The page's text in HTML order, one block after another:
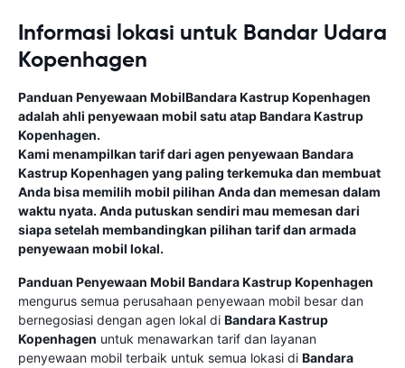
Informasi lokasi untuk Bandar Udara
Kopenhagen
Panduan Penyewaan MobilBandara Kastrup Kopenhagen
adalah ahli penyewaan mobil satu atapBandara Kastrup
Kopenhagen.
Kami menampilkan tarif dari agen penyewaan Bandara
Kastrup Kopenhagen yang paling terkemuka dan membuat
Anda bisa memilih mobil pilihan Anda dan memesan dalam
waktu nyata. Anda putuskan sendiri mau memesan dari
siapa setelah membandingkan pilihan tarif dan armada
penyewaan mobil lokal.
Panduan Penyewaan Mobil Bandara Kastrup Kopenhagen
mengurus semua perusahaan penyewaan mobil besar dan
bernegosiasi dengan agen lokal di Bandara Kastrup
Kopenhagen untuk menawarkan tarif dan layanan
penyewaan mobil terbaik untuk semua lokasi di Bandara